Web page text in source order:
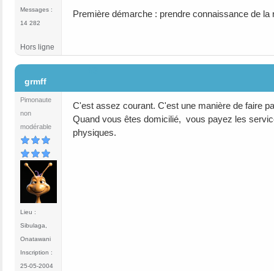
Messages :
14 282
Première démarche : prendre connaissance de
Hors ligne
grmff
Pimonaute
non
modérable
Lieu :
Sibulaga,
Onatawani
Inscription :
25-05-2004
C'est assez courant. C'est une manière de faire
Quand vous êtes domicilié, vous payez les
physiques.